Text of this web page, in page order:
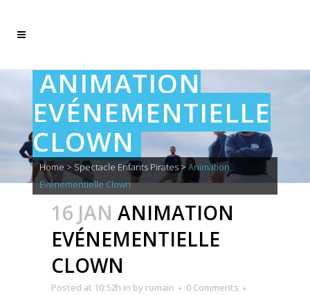
ANIMATION
EVÉNEMENTIELLE
CLOWN
Home> Spectacle Enfants Pirates>Animation
Evénementielle Clown
16 JAN ANIMATION
EVÉNEMENTIELLE
CLOWN
Posted at 10:52h in by romain
0 Comments